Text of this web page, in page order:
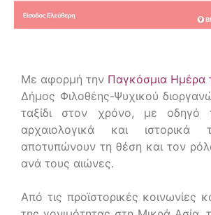
Με αφορμή την Παγκόσμια Ημέρα
Δήμος Φιλοθέης-Ψυχικού
ταξίδι στον χρόνο, με οδηγό
αρχαιολογικά και ιστορικά
αποτυπώνουν τη θέση και τον
ανά τους αιώνες.
Από τις προϊστορικές κοινωνίες